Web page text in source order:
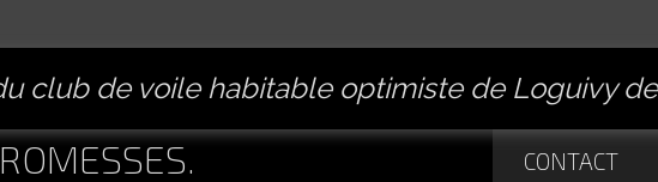
club de voile habitable optimiste de Loguivy
CONTACT